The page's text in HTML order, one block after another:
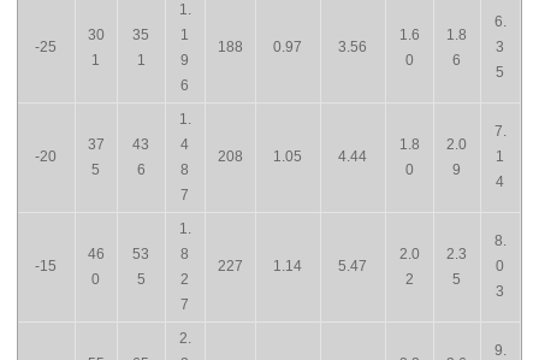
-25
30
1
35
1
1.
1
9
6
188 0.97 3.56
1.6
0
1.8
6
6.
3
5
-20
37
5
43
6
1.
4
8
7
208 1.05 4.44
1.8
0
2.0
9
7.
1
4
-15
46
0
53
5
1.
8
2
7
227 1.14 5.47
2.0
2
2.3
5
8.
0
3
2.
9.